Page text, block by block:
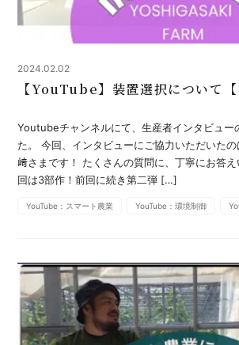
2024.02.02
【YouTube】装置選択について【
Youtubeチャンネルにて、生産者インタビュー
た。 今回、インタビューにご協力いただいた
﨑さまです！ たくさんの質問に、丁寧にお答
回は3部作！前回に続き第二弾 […]
YouTube：スマート農業 YouTube：環境制御